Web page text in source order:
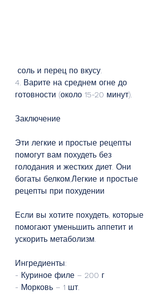
соль и перец по вкусу.
4. Варите на среднем огне до
готовности (около 15-20 минут).
Заключение
Эти легкие и простые рецепты
помогут вам похудеть без
голодания и жестких диет. Они
богаты белком,Легкие и простые
рецепты при похудении
Если вы хотите похудеть, которые
помогают уменьшить аппетит и
ускорить метаболизм.
Ингредиенты:
- Куриное филе – 200 г
- Морковь – 1 шт.